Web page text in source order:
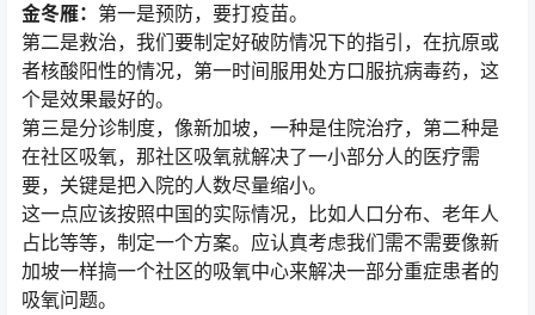
金冬雁： 第一是预防，要打疫苗。
第二是救治，我们要制定好破防情况下的指引，在抗原或
者核酸阳性的情况，第一时间服用处方口服抗病毒药，这
个是效果最好的。
第三是分诊制度，像新加坡，一种是住院治疗，第二种是
在社区吸氧，那社区吸氧就解决了一小部分人的医疗需
要，关键是把入院的人数尽量缩小。
这一点应该按照中国的实际情况，比如人口分布、老年人
占比等等，制定一个方案。应认真考虑我们需不需要像新
加坡一样搞一个社区的吸氧中心来解决一部分重症患者的
吸氧问题。